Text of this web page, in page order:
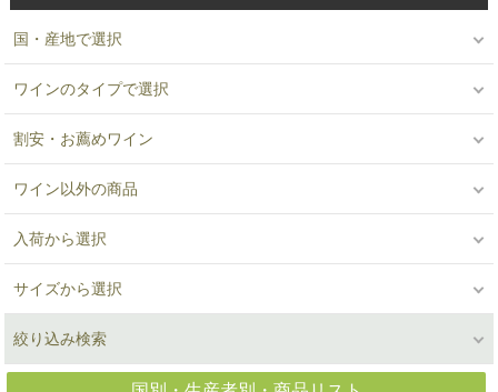
国・産地で選択
ワインのタイプで選択
割安・お薦めワイン
ワイン以外の商品
入荷から選択
サイズから選択
絞り込み検索